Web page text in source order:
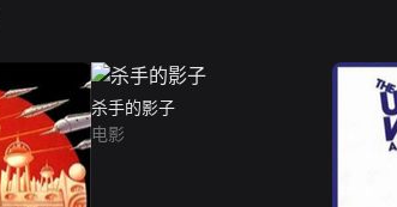
杀手的影子
电影